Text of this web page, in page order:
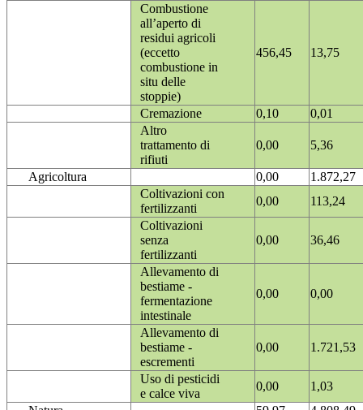
Combustione
all’aperto di
residui agricoli
(eccetto
combustione in
situ delle
stoppie)
456,45 13,75
Cremazione 0,10
0,01
Altro
trattamento di
rifiuti
0,00 5,36
Agricoltura 0,00
1.872,27
Coltivazioni con
fertilizzanti
0,00
113,24
Coltivazioni
senza
fertilizzanti
0,00 36,46
Allevamento di
bestiame -
fermentazione
intestinale
0,00 0,00
Allevamento di
bestiame -
escrementi
0,00 1.721,53
Uso di pesticidi
e calce viva
0,00
1,03